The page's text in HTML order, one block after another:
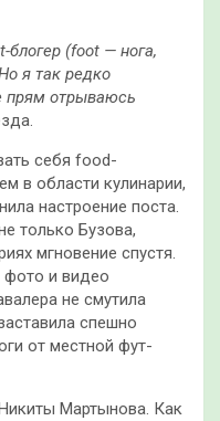
блогер (foot — нога,
я так редко
прям отрываюсь
себя food-
в области кулинарии,
настроение поста.
только Бузова,
мгновение спустя.
и видео
не смутила
спешно
от местной фут-
Мартынова. Как